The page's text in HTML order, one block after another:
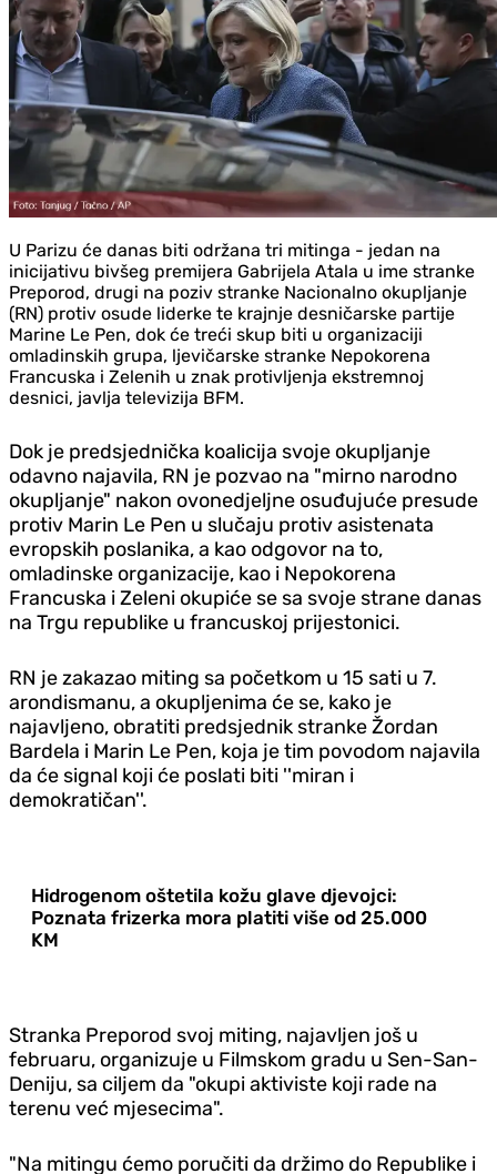
U Parizu će danas biti održana tri mitinga - jedan na
inicijativu bivšeg premijera Gabrijela Atala u ime stranke
Preporod, drugi na poziv stranke Nacionalno okupljanje
(RN) protiv osude liderke te krajnje desničarske partije
Marine Le Pen, dok će treći skup biti u organizaciji
omladinskih grupa, ljevičarske stranke Nepokorena
Francuska i Zelenih u znak protivljenja ekstremnoj
desnici, javlja televizija BFM.
Dok je predsjednička koalicija svoje okupljanje
odavno najavila, RN je pozvao na "mirno narodno
okupljanje" nakon ovonedjeljne osuđujuće presude
protiv Marin Le Pen u slučaju protiv asistenata
evropskih poslanika, a kao odgovor na to,
omladinske organizacije, kao i Nepokorena
Francuska i Zeleni okupiće se sa svoje strane danas
na Trgu republike u francuskoj prijestonici.
RN je zakazao miting sa početkom u 15 sati u 7.
arondismanu, a okupljenima će se, kako je
najavljeno, obratiti predsjednik stranke Žordan
Bardela i Marin Le Pen, koja je tim povodom najavila
da će signal koji će poslati biti ''miran i
demokratičan''.
Hidrogenom oštetila kožu glave djevojci:
Poznata frizerka mora platiti više od 25.000
KM
Stranka Preporod svoj miting, najavljen još u
februaru, organizuje u Filmskom gradu u Sen-San-
Deniju, sa ciljem da "okupi aktiviste koji rade na
terenu već mjesecima".
"Na mitingu ćemo poručiti da držimo do Republike i